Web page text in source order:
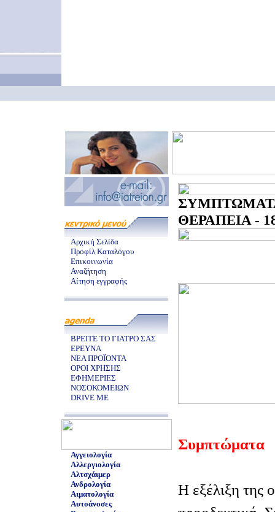
Αρχική Σελίδα
Προφίλ Καταλόγου
Επικοινωνία
Αναζήτηση
Αίτηση εγγραφής
ΒΡΕΙΤΕ ΤΟ ΓΙΑΤΡΟ ΣΑΣ
ΕΡΕΥΝΑ
ΝΕΑ ΠΡΟΪΟΝΤΑ
ΟΡΟΙ ΧΡΗΣΗΣ
ΕΦΗΜΕΡΙΕΣ
ΝΟΣΟΚΟΜΕΙΩΝ
DRIVE ME
Αγγειολογία
Αλλεργιολογία
Αλτσχάιμερ
Ανδρολογία
Αιματολογία
Αυτοάνοσες
ΘΕΡΑΠΕΙΑ -
Συμπτώματα
Η εξέλιξη της